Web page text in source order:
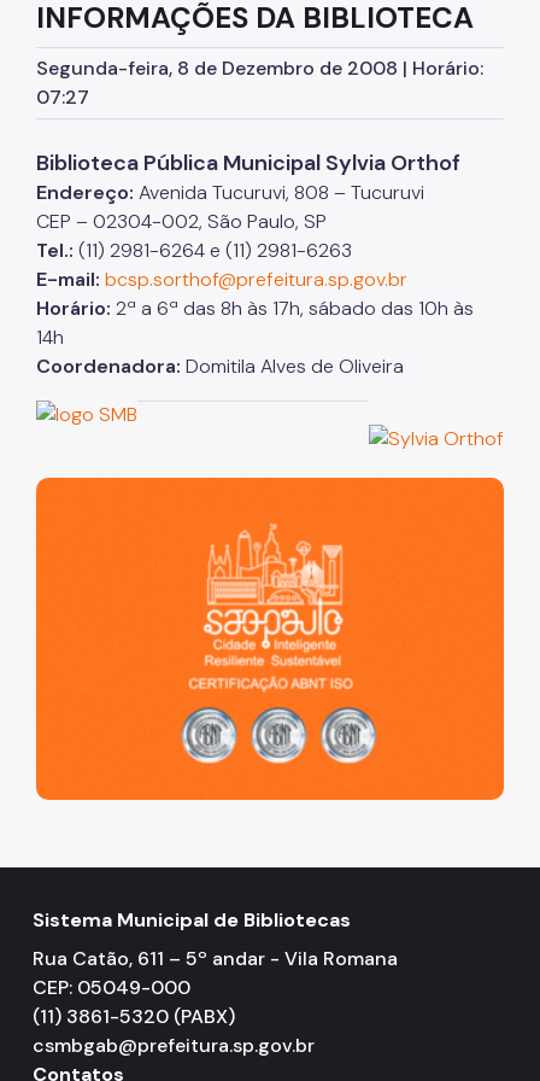
Serviços de Extensão
Biblioteca Monteiro Lobato
Biblioteca do AHM
Bibliotecas do CCSP
Bibliotecas Temáticas
Biblioteca Mário de Andrade
Acessibilidade
Informação Pública
INFORMAÇÕES DA BIBLIOTECA
Segunda-feira, 8 de Dezembro de 2008 | Horário:
07:27
Biblioteca Pública Municipal Sylvia Orthof
Endereço: Avenida Tucuruvi, 808 – Tucuruvi
CEP – 02304-002, São Paulo, SP
Tel.: (11) 2981-6264 e (11) 2981-6263
E-mail: bcsp.sorthof@prefeitura.sp.gov.br
Horário: 2ª a 6ª das 8h às 17h, sábado das 10h às
14h
Coordenadora: Domitila Alves de Oliveira
São Paulo, cidade inteligente, resiliente e sustentável
Sistema Municipal de Bibliotecas
Rua Catão, 611 – 5º andar - Vila Romana
CEP: 05049-000
(11) 3861-5320 (PABX)
csmbgab@prefeitura.sp.gov.br
Contatos